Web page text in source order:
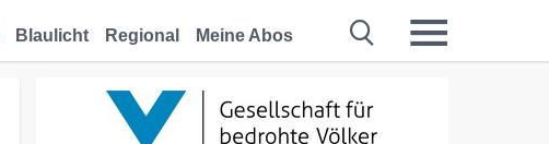
Blaulicht Regional Meine Abos